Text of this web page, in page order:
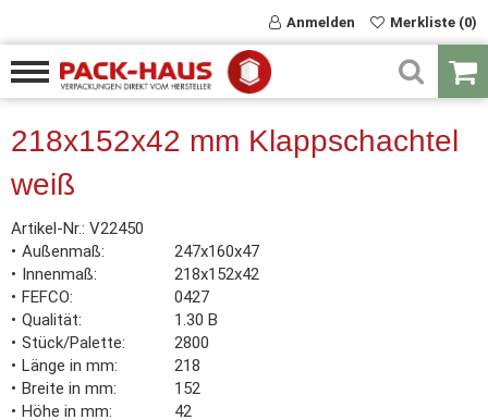
Anmelden Merkliste (0)
218x152x42 mm Klappschachtel
weiß
Artikel-Nr.: V22450
Außenmaß
247x160x47
Innenmaß
218x152x42
FEFCO
0427
Qualität
1.30 B
Stück/Palette
2800
Länge in mm
218
Breite in mm
152
Höhe in mm
42